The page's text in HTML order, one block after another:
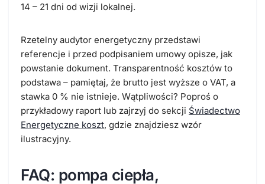
14 – 21 dni od wizji lokalnej.
Rzetelny audytor energetyczny przedstawi
referencje i przed podpisaniem umowy opisze, jak
powstanie dokument. Transparentność kosztów to
podstawa – pamiętaj, że brutto jest wyższe o VAT, a
stawka 0 % nie istnieje. Wątpliwości? Poproś o
przykładowy raport lub zajrzyj do sekcji Świadectwo
Energetyczne koszt, gdzie znajdziesz wzór
ilustracyjny.
FAQ: pompa ciepła,